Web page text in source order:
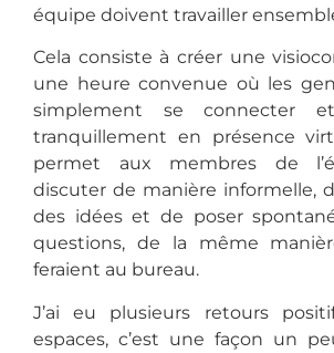
équipe doivent travailler
Cela consiste à créer une
une heure convenue où les
simplement se connecter
tranquillement en présence
permet aux membres de
discuter de manière informelle,
des idées et de poser
questions, de la même
feraient au bureau.
J’ai eu plusieurs retours
espaces, c’est une façon un